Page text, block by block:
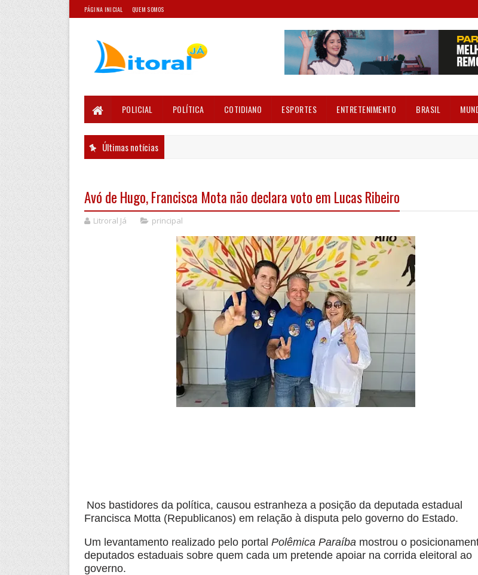
PÁGINA INICIAL QUEM SOMOS
POLICIAL POLÍTICA COTIDIANO ESPORTES ENTRETENIMENTO BRASIL
Últimas notícias
Avó de Hugo, Francisca Mota não declara voto em Lucas Ribeiro
Litroral Já principal
Nos bastidores da política, causou estranheza a posição da deputada estadual
Francisca Motta (Republicanos) em relação à disputa pelo governo do Estado.
Um levantamento realizado pelo portal Polêmica Paraíba mostrou o
deputados estaduais sobre quem cada um pretende apoiar na corrida eleitoral ao
governo.